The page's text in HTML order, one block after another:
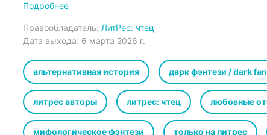
камня.
Семиградье. В его клинке одержимый кровью демон, а
чувства гораздо глубже простой преданности.
миссии и вины за погибших. Ему предстоит столкнуться с
человека и узнать, кто такие загадочные Сеятели.
Неужели все потеряно, или на пепле старого мира могут
Подробнее
Правообладатель: ЛитРес: чтец
Дата выхода: 6 марта 2026 г.
альтернативная история дарк фэнтези / dark
литрес авторы литрес: чтец любовные
мифологическое фэнтези только на литрес